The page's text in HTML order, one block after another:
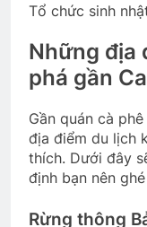
Tổ chức sinh
Những địa
phá gần
Gần quán cà
địa điểm du lịch
thích. Dưới đây
định bạn nên
Rừng thông